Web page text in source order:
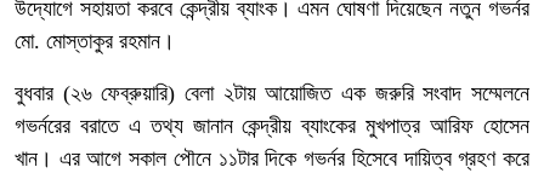
উদ্যোগে সহায়তা করবে কেন্দ্রীয় ব্যাংক। এমন ঘোষণা দিয়েছেন নতুন গভর্নর
মো. মোস্তাকুর রহমান।
বুধবার (২৬ ফেব্রুয়ারি) বেলা ২টায় আয়োজিত এক জরুরি সংবাদ সম্মেলনে
গভর্নরের বরাতে এ তথ্য জানান কেন্দ্রীয় ব্যাংকের মুখপাত্র আরিফ হোসেন
খান। এর আগে সকাল পৌনে ১১টার দিকে গভর্নর হিসেবে দায়িত্ব গ্রহণ করে